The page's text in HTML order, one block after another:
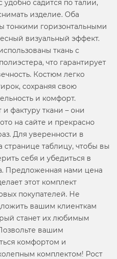
садится по талии,
изделие. Оба
тонкими горизонтальными
визуальный эффект.
ткань с
что гарантирует
Костюм легко
сохраняя свою
и комфорт.
фактуру ткани – они
на сайте и прекрасно
Для уверенности в
таблицу, чтобы вы
себя и убедиться в
Предложенная нами цена
этот комплект
покупателей. Не
вашим клиенткам
станет их любимым
вашим
комфортом и
комплектом! Рост